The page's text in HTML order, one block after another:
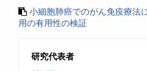
小細胞肺癌でのがん免疫療法
用の有用性の検証
研究代表者